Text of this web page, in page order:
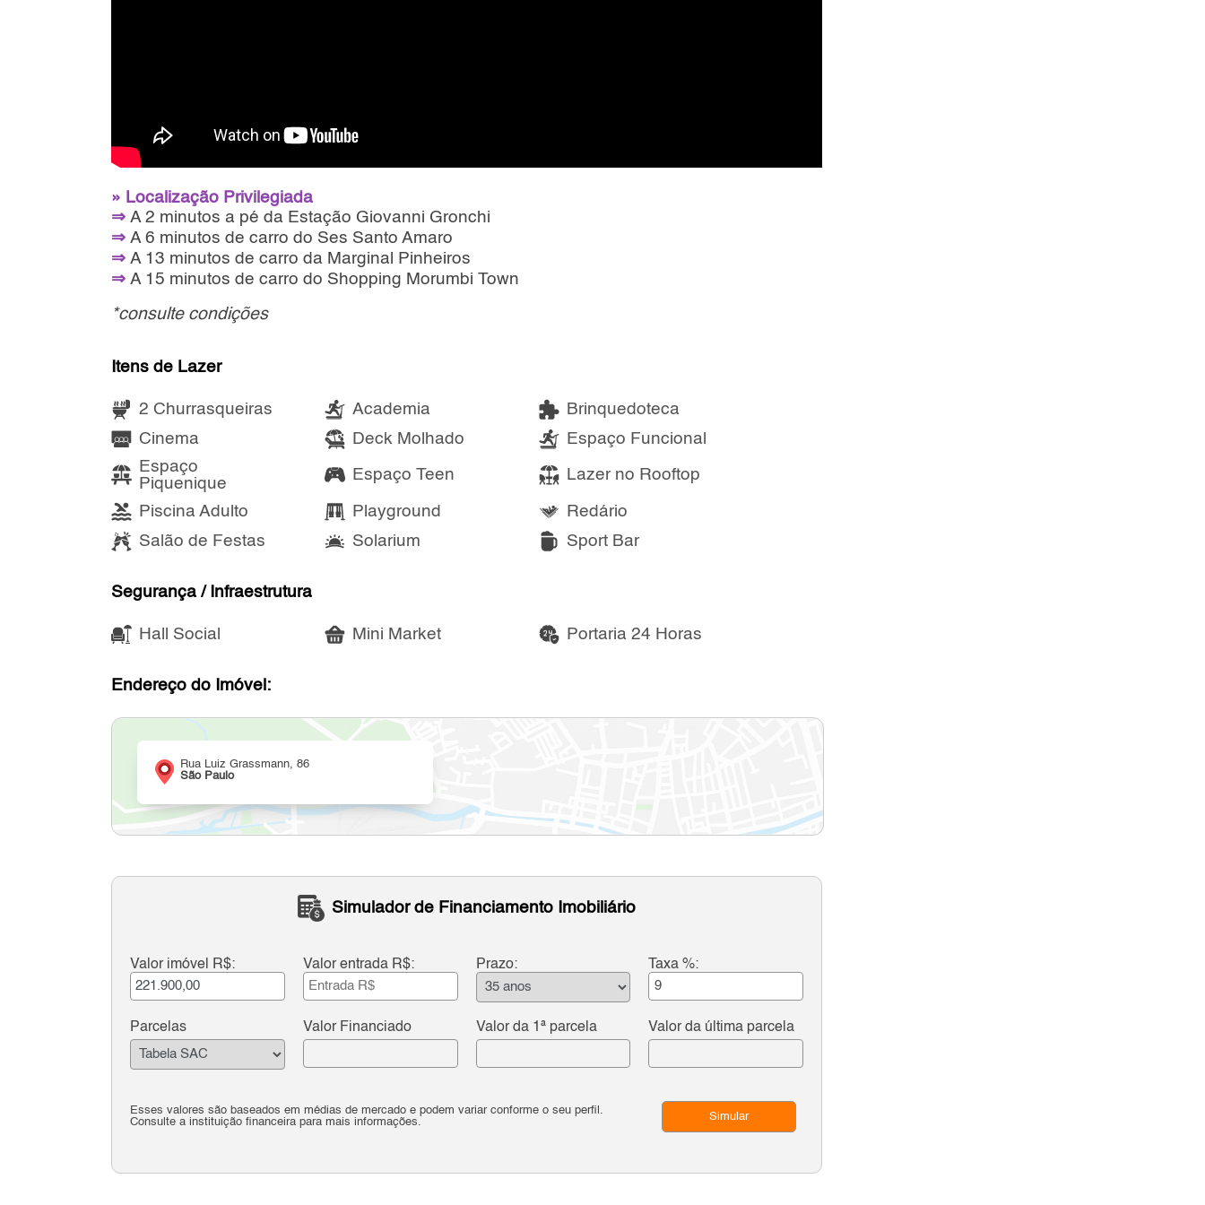
» Localização Privilegiada
⇒ A 2 minutos a pé da Estação Giovanni Gronchi
⇒ A 6 minutos de carro do Ses Santo Amaro
⇒ A 13 minutos de carro da Marginal Pinheiros
⇒ A 15 minutos de carro do Shopping Morumbi Town
*consulte condições
Itens de Lazer
2 Churrasqueiras Academia
Brinquedoteca
Cinema
Deck Molhado
Espaço Funcional
Espaço
Piquenique
Espaço Teen Lazer no Rooftop
Piscina Adulto Playground
Redário
Salão de Festas
Solarium Sport Bar
Segurança / Infraestrutura
Hall Social Mini Market Portaria 24 Horas
Endereço do Imóvel:
Rua Luiz Grassmann, 86
São Paulo
Simulador de Financiamento Imobiliário
Valor imóvel R$: Valor entrada R$: Prazo: Taxa %:
Parcelas Valor Financiado Valor da 1ª parcela Valor da última parcela
Esses valores são baseados em médias de mercado e podem variar conforme o seu perfil.
Consulte a instituição financeira para mais informações.
Simular